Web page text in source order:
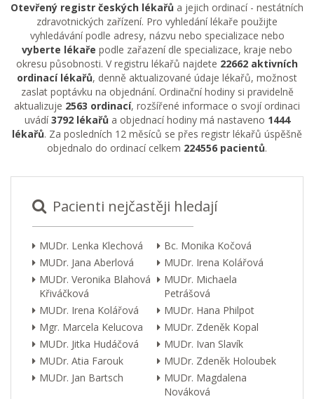
Otevřený registr českých lékařů a jejich ordinací - nestátních
zdravotnických zařízení. Pro vyhledání lékaře použijte
vyhledávání podle adresy, názvu nebo specializace nebo
vyberte lékaře podle zařazení dle specializace, kraje nebo
okresu působnosti. V registru lékařů najdete 22662 aktivních
ordinací lékařů, denně aktualizované údaje lékařů, možnost
zaslat poptávku na objednání. Ordinační hodiny si pravidelně
aktualizuje 2563 ordinací, rozšířené informace o svojí ordinaci
uvádí3792 lékařů a objednací hodiny má nastaveno 1444
lékařů. Za posledních 12 měsíců se přes registr lékařů úspěšně
objednalo do ordinací celkem 224556 pacientů.
Pacienti nejčastěji hledají
MUDr. Lenka Klechová
Bc. Monika Kočová
MUDr. Jana Aberlová
MUDr. Irena Kolářová
MUDr. Veronika Blahová
Křiváčková
MUDr. Michaela
Petrášová
MUDr. Irena Kolářová
MUDr. Hana Philpot
Mgr. Marcela Kelucova
MUDr. Zdeněk Kopal
MUDr. Jitka Hudáčová
MUDr. Ivan Slavík
MUDr. Atia Farouk
MUDr. Zdeněk Holoubek
MUDr. Jan Bartsch
MUDr. Magdalena
Nováková